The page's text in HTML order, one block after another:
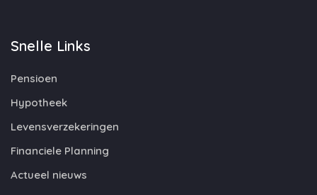
Snelle Links
Pensioen
Hypotheek
Levensverzekeringen
Financiele Planning
Actueel nieuws